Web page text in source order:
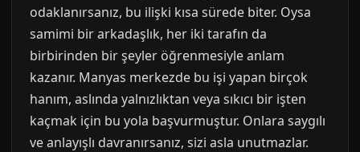
odaklanırsanız, bu ilişki kısa sürede biter. Oysa
samimi bir arkadaşlık, her iki tarafın da
birbirinden bir şeyler öğrenmesiyle anlam
kazanır. Manyas merkezde bu işi yapan birçok
hanım, aslında yalnızlıktan veya sıkıcı bir işten
kaçmak için bu yola başvurmuştur. Onlara saygılı
ve anlayışlı davranırsanız, sizi asla unutmazlar.